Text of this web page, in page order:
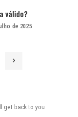
válido?
de 2025
get back to you